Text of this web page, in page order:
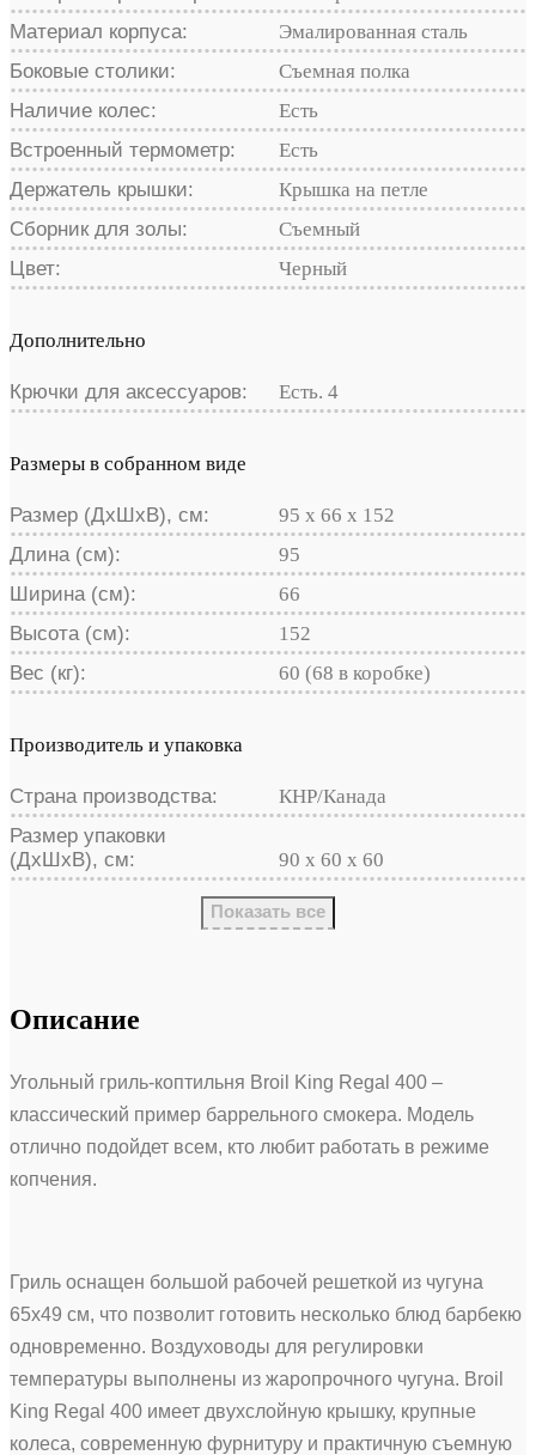
Материал корпуса:
Эмалированная сталь
Боковые столики:
Съемная полка
Наличие колес:
Есть
Встроенный термометр:
Есть
Держатель крышки:
Крышка на петле
Сборник для золы:
Съемный
Цвет:
Черный
Дополнительно
Крючки для аксессуаров: Есть. 4
Размеры в собранном виде
Размер (ДхШхВ), см:
95 х 66 х 152
Длина (см):
95
Ширина (см):
66
Высота (см):
152
Вес (кг):
60 (68 в коробке)
Производитель и упаковка
Страна производства:
КНР/Канада
Размер упаковки
(ДхШхВ), см:
90 x 60 x 60
Показать все
Описание
Угольный гриль-коптильня Broil King Regal 400 –
классический пример баррельного смокера. Модель
отлично подойдет всем, кто любит работать в режиме
копчения.
Гриль оснащен большой рабочей решеткой из чугуна
65х49 см, что позволит готовить несколько блюд барбекю
одновременно. Воздуховоды для регулировки
температуры выполнены из жаропрочного чугуна. Broil
King Regal 400 имеет двухслойную крышку, крупные
колеса, современную фурнитуру и практичную съемную